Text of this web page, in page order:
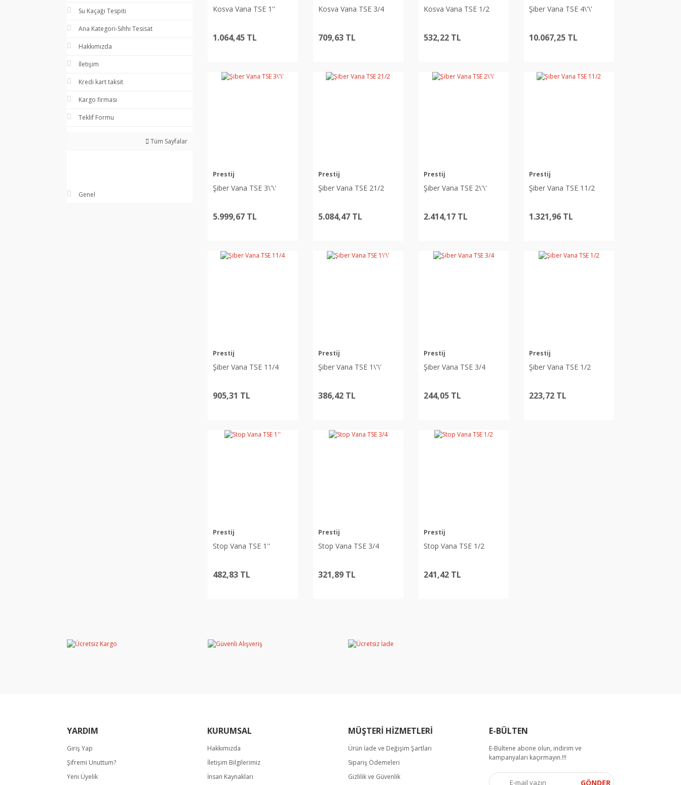
Su Kaçağı Tespiti
Ana Kategori-Sıhhi Tesisat
Hakkımızda
İletişim
Kredi kart taksit
Kargo firması
Teklif Formu
Tüm Sayfalar
Genel
Kosva Vana TSE 1''
1.064,45 TL
Kosva Vana TSE 3/4
709,63 TL
Kosva Vana TSE 1/2
532,22 TL
Şiber Vana TSE 4\'\'
10.067,25 TL
Prestij
Şiber Vana TSE 3\'\'
5.999,67 TL
Prestij
Şiber Vana TSE 21/2
5.084,47 TL
Prestij
Şiber Vana TSE 2\'\'
2.414,17 TL
Prestij
Şiber Vana TSE 11/2
1.321,96 TL
Prestij
Şiber Vana TSE 11/4
905,31 TL
Prestij
Şiber Vana TSE 1\'\'
386,42 TL
Prestij
Şiber Vana TSE 3/4
244,05 TL
Prestij
Şiber Vana TSE 1/2
223,72 TL
Prestij
Stop Vana TSE 1''
482,83 TL
Prestij
Stop Vana TSE 3/4
321,89 TL
Prestij
Stop Vana TSE 1/2
241,42 TL
YARDIM
Giriş Yap
Şifremi Unuttum?
Yeni Üyelik
KURUMSAL
Hakkımızda
İletişim Bilgilerimiz
İnsan Kaynakları
MÜŞTERİ HİZMETLERİ
Ürün İade ve Değişim Şartları
Sipariş Ödemeleri
Gizlilik ve Güvenlik
E-BÜLTEN
E-Bültene abone olun, indirim ve
kampanyaları kaçırmayın.!!!
GÖNDER